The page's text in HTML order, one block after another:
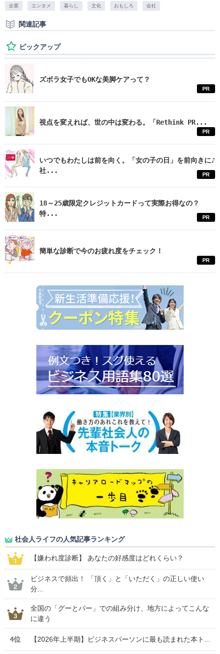
企業 エンタメ 暮らし 文化 おもしろ 会社
関連記事
ピックアップ
ズボラ女子でもOKな美脚ケアって？
PR
視点を変えれば、世の中は変わる。「Rethink PR...
PR
いつでもわたしは前を向く。「女の子の日」を前向きに♪
社...
PR
18～25歳限定クレジットカードって実際お得なの？
特...
PR
簡単な診断で今のお疲れ度をチェック！
PR
社会人ライフの人気記事ランキング
【嫌われ度診断】 あなたの好感度はどれくらい？
ビジネスで頻出！ 「頂く」と「いただく」の正しい使い
分...
全国の「グーとパー」での組み分け、地方によってこんな
に違う
4位 【2026年上半期】ビジネスパーソンに最も読まれた本ト...